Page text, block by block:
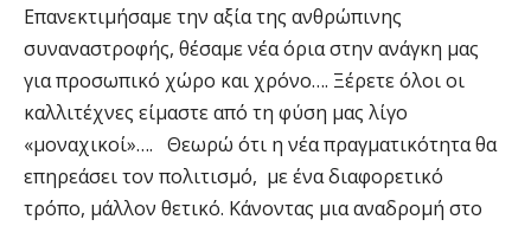
Επανεκτιμήσαμε την αξία της ανθρώπινης
συναναστροφής, θέσαμε νέα όρια στην ανάγκη μας
για προσωπικό χώρο και χρόνο…. Ξέρετε όλοι οι
καλλιτέχνες είμαστε από τη φύση μας λίγο
«μοναχικοί»…. Θεωρώ ότι η νέα πραγματικότητα θα
επηρεάσει τον πολιτισμό, με ένα διαφορετικό
τρόπο, μάλλον θετικό. Κάνοντας μια αναδρομή στο